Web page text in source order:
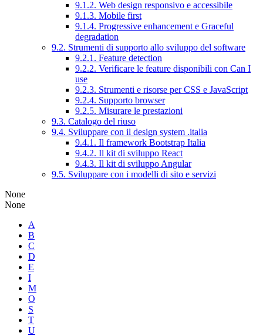
9.1.2. Web design responsivo e accessibile
9.1.3. Mobile first
9.1.4. Progressive enhancement e Graceful
degradation
9.2. Strumenti di supporto allo sviluppo del software
9.2.1. Feature detection
9.2.2. Verificare le feature disponibili con Can I
use
9.2.3. Strumenti e risorse per CSS e JavaScript
9.2.4. Supporto browser
9.2.5. Misurare le prestazioni
9.3. Catalogo del riuso
9.4. Sviluppare con il design system .italia
9.4.1. Il framework Bootstrap Italia
9.4.2. Il kit di sviluppo React
9.4.3. Il kit di sviluppo Angular
9.5. Sviluppare con i modelli di sito e servizi
None
None
A
B
C
D
E
I
M
O
S
T
U